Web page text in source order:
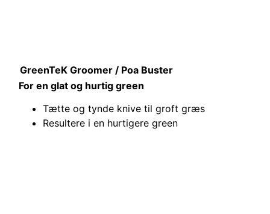
GreenTeK Groomer / Poa Buster
For en glat og hurtig green
Tætte og tynde knive til groft græs
Resultere i en hurtigere green